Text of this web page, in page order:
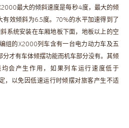
最大的倾斜速度是每秒4度，最大的倾
效倾斜为6.5度。70%的水平加速得到了
系统安装在车厢地板下面，地板以上的空
组的X2000列车含有一台电力动力车及五
才有车体倾摆功能而机车部分没有。其倾
会产生作用，如果列车运行速度低于
，以免因低速运行时倾摆对旅客产生不适